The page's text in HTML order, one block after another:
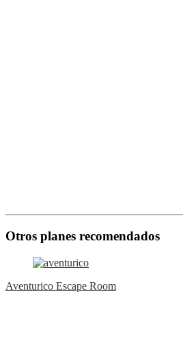
Otros planes recomendados
Aventurico Escape Room